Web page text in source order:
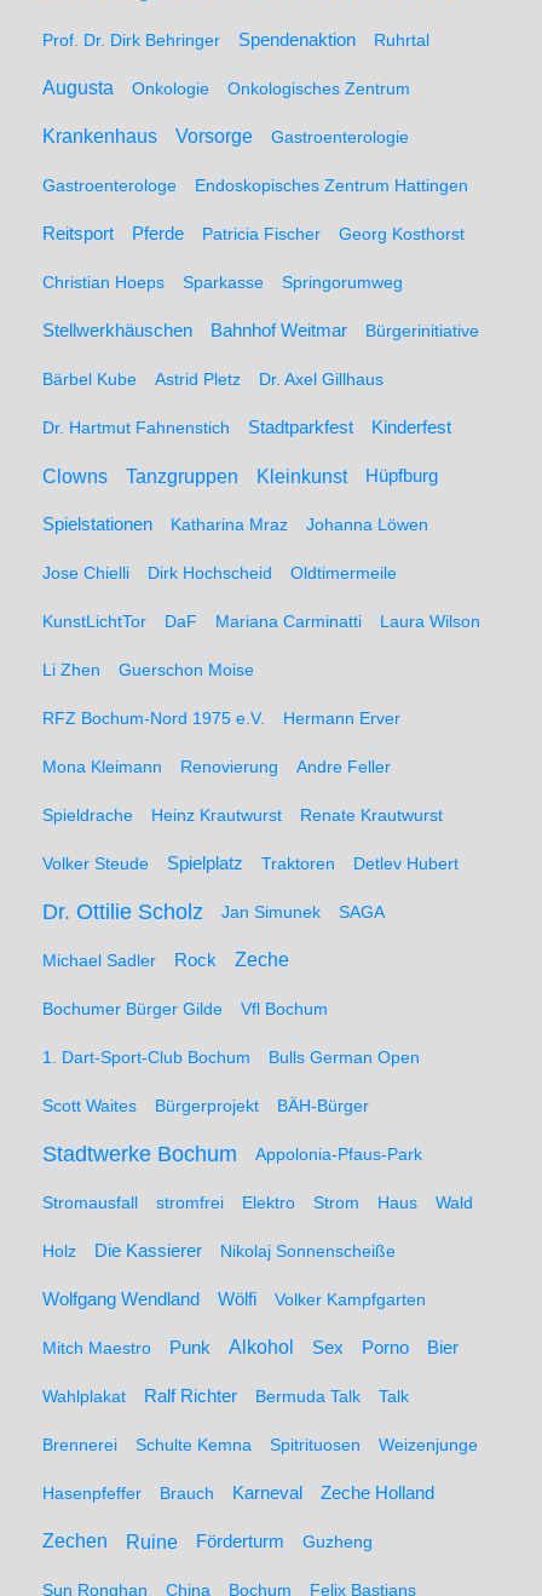
Prof. Dr. Dirk Behringer Spendenaktion Ruhrtal
Augusta Onkologie Onkologisches Zentrum
Krankenhaus Vorsorge Gastroenterologie
Gastroenterologe Endoskopisches Zentrum Hattingen
Reitsport Pferde Patricia Fischer Georg Kosthorst
Christian Hoeps Sparkasse Springorumweg
Stellwerkhäuschen Bahnhof Weitmar Bürgerinitiative
Bärbel Kube Astrid Pletz Dr. Axel Gillhaus
Dr. Hartmut Fahnenstich Stadtparkfest Kinderfest
Clowns Tanzgruppen Kleinkunst Hüpfburg
Spielstationen Katharina Mraz Johanna Löwen
Jose Chielli Dirk Hochscheid Oldtimermeile
KunstLichtTor DaF Mariana Carminatti Laura Wilson
Li Zhen Guerschon Moise
RFZ Bochum-Nord 1975 e.V. Hermann Erver
Mona Kleimann Renovierung Andre Feller
Spieldrache Heinz Krautwurst Renate Krautwurst
Volker Steude Spielplatz Traktoren Detlev Hubert
Dr. Ottilie Scholz Jan Simunek SAGA
Michael Sadler Rock Zeche
Bochumer Bürger Gilde Vfl Bochum
1. Dart-Sport-Club Bochum Bulls German Open
Scott Waites Bürgerprojekt BÄH-Bürger
Stadtwerke Bochum Appolonia-Pfaus-Park
Stromausfall stromfrei Elektro Strom Haus Wald
Holz Die Kassierer Nikolaj Sonnenscheiße
Wolfgang Wendland Wölfi Volker Kampfgarten
Mitch Maestro Punk Alkohol Sex Porno Bier
Wahlplakat Ralf Richter Bermuda Talk Talk
Brennerei Schulte Kemna Spitrituosen Weizenjunge
Hasenpfeffer Brauch Karneval Zeche Holland
Zechen Ruine Förderturm Guzheng
Sun Ronghan China Bochum Felix Bastians